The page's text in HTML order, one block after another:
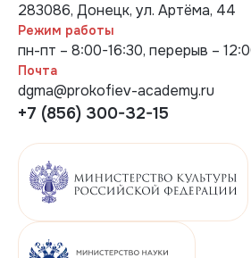
283086, Донецк, ул. Артёма, 44
Режим работы
пн-пт – 8:00-16:30, перерыв –
Почта
dgma@prokofiev-academy.ru
+7 (856) 300-32-15